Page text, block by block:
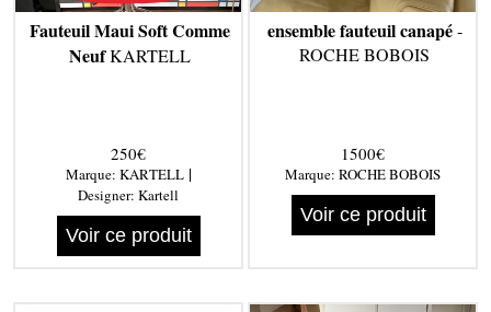
Fauteuil Maui Soft Comme
NeufKARTELL
250€
Marque: KARTELL|
Designer: Kartell
Voir ce produit
ensemble fauteuil canapé-
ROCHE BOBOIS
1500€
Marque: ROCHE BOBOIS
Voir ce produit